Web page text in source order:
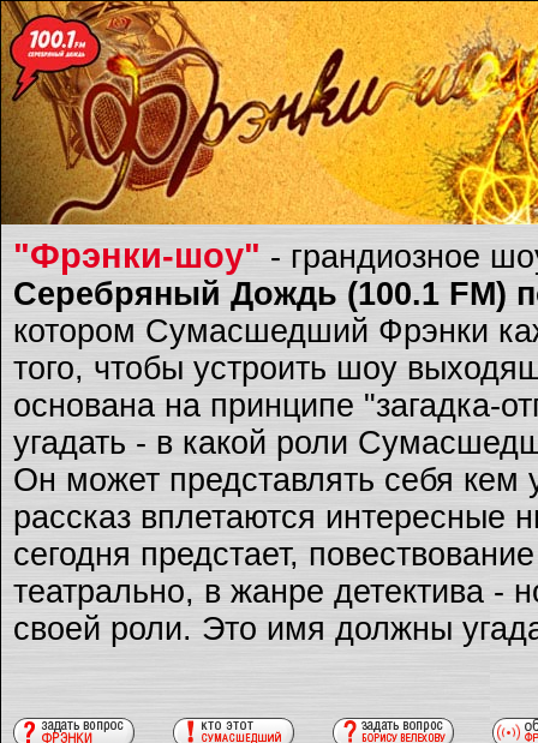
"Фрэнки-шоу" - грандиозное
Серебряный Дождь (100.1 FM)
котором Сумасшедший Фрэнки
того, чтобы устроить шоу
основана на принципе "загадка-
угадать - в какой роли
Он может представлять себя
рассказ вплетаются интересные
сегодня предстает,
театрально, в жанре детектива -
своей роли. Это имя должны